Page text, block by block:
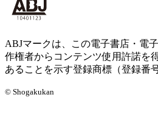
ABJマークは、この電子書店・電
作権者からコンテンツ使用許諾を
あることを示す登録商標（登録番
© Shogakukan